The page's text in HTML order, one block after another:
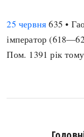
25 червня 635 •
імператор
Пом. 1391 рік